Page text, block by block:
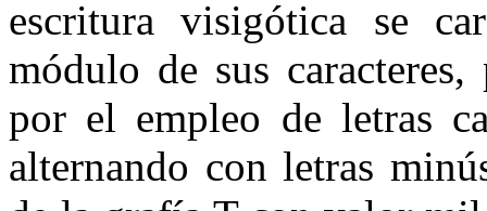
escritura visigótica se
módulo de sus
por el empleo de letras
alternando con letras